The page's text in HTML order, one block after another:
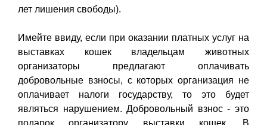
лет лишения свободы).
Имейте ввиду, если при оказании платных услуг на
выставках кошек владельцам животных
организаторы предлагают оплачивать
добровольные взносы, с которых организация не
оплачивает налоги государству, то это будет
являться нарушением. Добровольный взнос - это
подарок организатору выставки кошек. В